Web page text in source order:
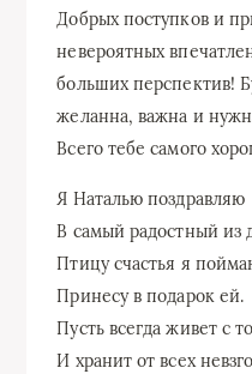
Добрых поступков и
невероятных
больших перспектив!
желанна, важна и
Всего тебе самого
Я Наталью поздравляю
В самый радостный из
Птицу счастья я
Принесу в подарок ей.
Пусть всегда живет с
И хранит от всех